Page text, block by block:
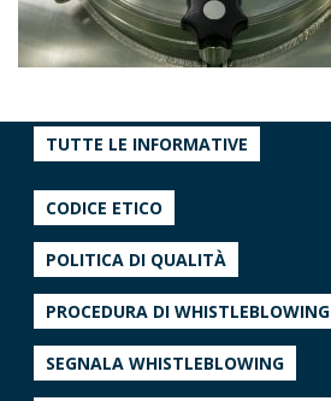
TUTTE LE INFORMATIVE
CODICE ETICO
POLITICA DI QUALITÀ
PROCEDURA DI WHISTLEBLOWING
SEGNALA WHISTLEBLOWING